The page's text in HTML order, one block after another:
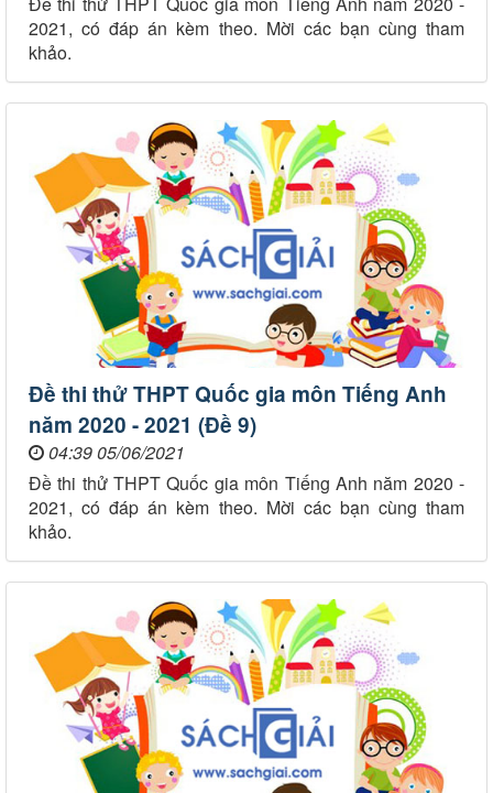
2021, có đáp án kèm theo. Mời các bạn cùng tham
khảo.
Đề thi thử THPT Quốc gia môn Tiếng Anh
năm 2020 - 2021 (Đề 9)
04:39 05/06/2021
Đề thi thử THPT Quốc gia môn Tiếng Anh năm 2020 -
2021, có đáp án kèm theo. Mời các bạn cùng tham
khảo.